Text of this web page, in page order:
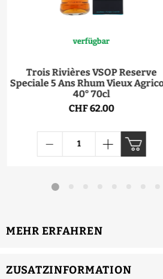
verfügbar
Trois Rivières VSOP Reserve
Speciale 5 Ans Rhum Vieux
40° 70cl
CHF 62.00
MEHR ERFAHREN
ZUSATZINFORMATION